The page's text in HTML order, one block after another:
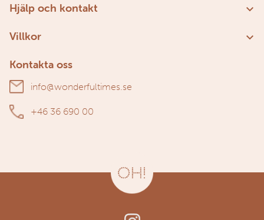
Hjälp och kontakt
Kundservice
Villkor
Användarvillkor
Personuppgiftspolicy
Kontakta oss
info@wonderfultimes.se
+46 36 690 00